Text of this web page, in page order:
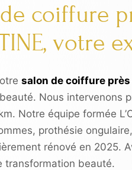
coiffure
votre
salon de coiffure
Nous intervenons
Notre équipe formée
prothésie
rénové en 2025.
transformation beauté.